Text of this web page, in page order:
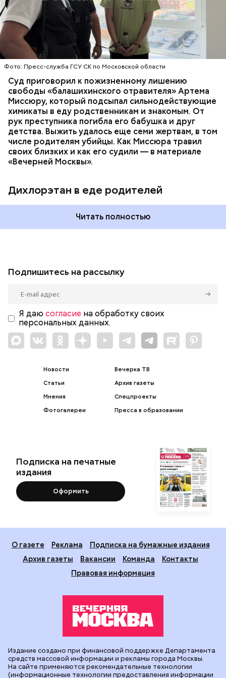
Фото: Пресс-служба ГСУ СК по Московской области
Суд приговорил к пожизненному лишению
свободы «балашихинского отравителя» Артема
Миссюру, который подсыпал сильнодействующие
химикаты в еду родственникам и знакомым. От
рук преступника погибла его бабушка и друг
детства. Выжить удалось еще семи жертвам, в том
числе родителям убийцы. Как Миссюра травил
своих близких и как его судили — в материале
«Вечерней Москвы».
Дихлорэтан в еде родителей
плохое самочувствие. Врачи не смогли поставить
им точный диагноз, после чего анализы
потерпевших направили на экспертизу. В них
специалисты обнаружили сильнодействующий
химикат дихлорэтан, который не мог попасть в
организм супругов случайно. То же самое вещество
нашли в еде, изъятой из квартиры пострадавших.
Читать полностью
ОТРАВЛЕНИЯ БАЛАШИХА
РОДИТЕЛИ
СЛЕДСТВЕННЫЙ КОМИТЕТ
ЭКСПЕРТИЗЫ
Подпишитесь на рассылку
Я даю согласие на обработку своих
персональных данных.
Новости
Статьи
Мнения
Фотогалереи
Вечерка ТВ
Архив газеты
Спецпроекты
Пресса в образовании
Подписка на печатные
издания
Оформить
О газете Реклама
Подписка на бумажные издания
Архив газеты
Вакансии Команда
Контакты
Правовая информация
Издание создано при финансовой поддержке Департамента
средств массовой информации и рекламы города Москвы.
На сайте применяются рекомендательные технологии
(информационные технологии предоставления информации